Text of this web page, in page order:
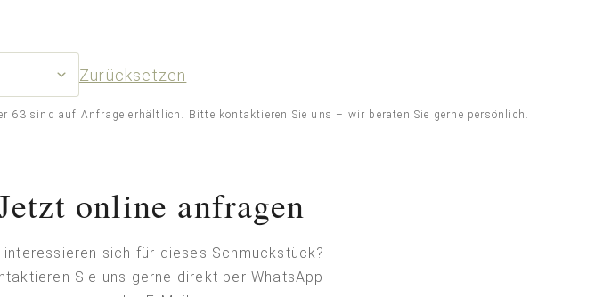
Zurücksetzen
63 sind auf Anfrage erhältlich. Bitte kontaktieren Sie uns – wir beraten Sie gerne persönlich.
online anfragen
interessieren sich für dieses Schmuckstück?
Sie uns gerne direkt per WhatsApp